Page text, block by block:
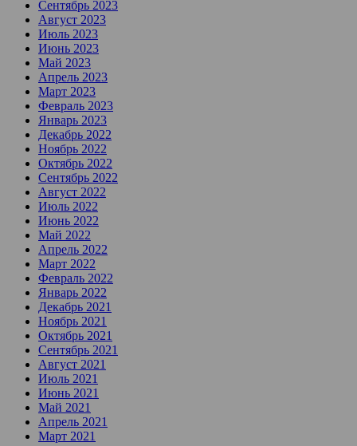
Сентябрь 2023
Август 2023
Июль 2023
Июнь 2023
Май 2023
Апрель 2023
Март 2023
Февраль 2023
Январь 2023
Декабрь 2022
Ноябрь 2022
Октябрь 2022
Сентябрь 2022
Август 2022
Июль 2022
Июнь 2022
Май 2022
Апрель 2022
Март 2022
Февраль 2022
Январь 2022
Декабрь 2021
Ноябрь 2021
Октябрь 2021
Сентябрь 2021
Август 2021
Июль 2021
Июнь 2021
Май 2021
Апрель 2021
Март 2021